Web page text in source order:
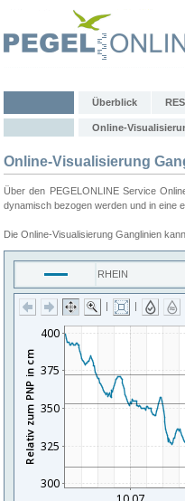
Überblick
Online-
Online-Visualisierung
Über den PEGELONLINE Service
dynamisch bezogen werden und in eine
Die Online-Visualisierung Ganglinien